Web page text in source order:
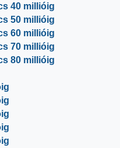
40 millióig
50 millióig
60 millióig
70 millióig
80 millióig